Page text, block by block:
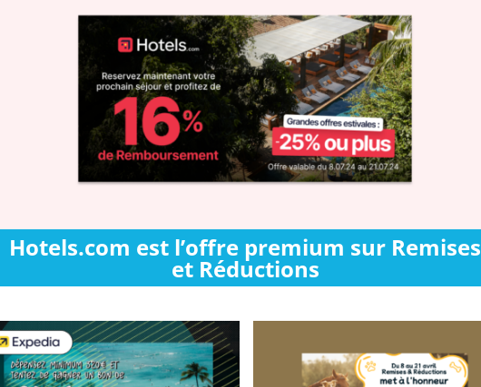
Hotels.com est l’offre premium sur Remises
et Réductions